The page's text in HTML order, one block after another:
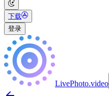
下载
登录
LivePhoto.video